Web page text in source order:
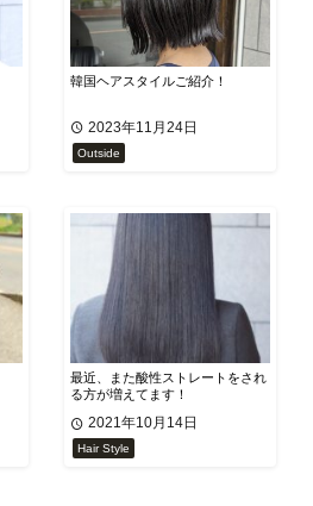
韓国ヘアスタイルご紹介！
2023年11月24日
Outside
最近、また酸性ストレートをされ
る方が増えてます！
2021年10月14日
Hair Style